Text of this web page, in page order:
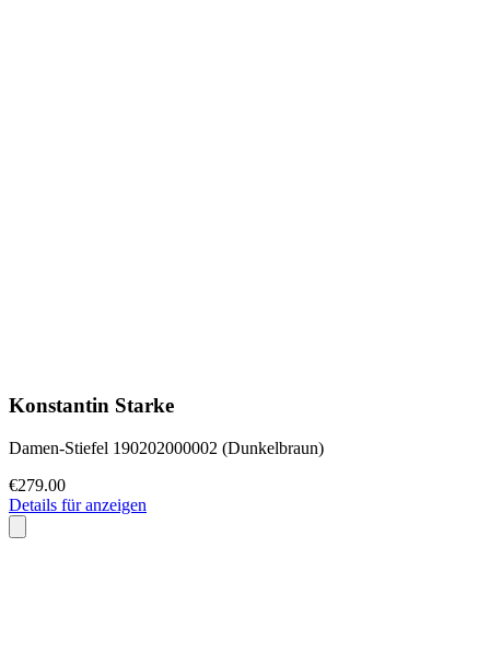
Konstantin Starke
Damen-Stiefel 190202000002 (Dunkelbraun)
€279.00
Details für anzeigen